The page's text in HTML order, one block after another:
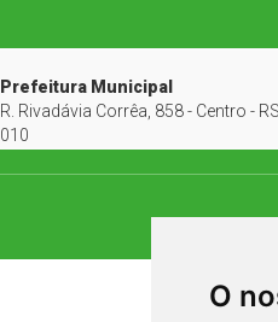
O
Prefeitura Municipal
R. Rivadávia Corrêa, 858 - Centro -
010